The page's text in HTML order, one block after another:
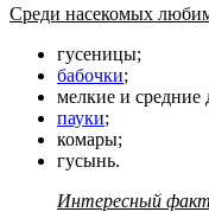
Среди насекомых
гусеницы;
бабочки;
мелкие и средние
пауки;
комары;
гусынь.
Интересный